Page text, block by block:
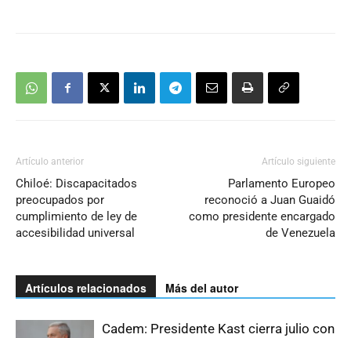
Artículo anterior
Chiloé: Discapacitados
preocupados por
cumplimiento de ley de
accesibilidad universal
Artículo siguiente
Parlamento Europeo
reconoció a Juan Guaidó
como presidente encargado
de Venezuela
Artículos relacionados Más del autor
Cadem: Presidente Kast cierra julio con